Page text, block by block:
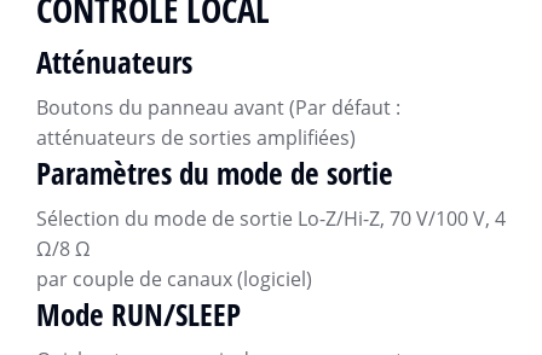
Atténuateurs
Boutons du panneau avant (Par défaut :
atténuateurs de sorties amplifiées)
Paramètres du mode de sortie
Sélection du mode de sortie Lo-Z/Hi-Z, 70 V/100 V, 4
Ω/8 Ω
par couple de canaux (logiciel)
Mode RUN/SLEEP